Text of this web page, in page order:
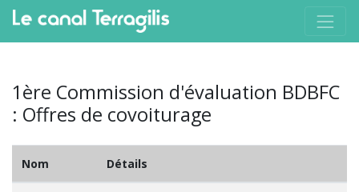
1ère Commission d'évaluation BDBFC
: Offres de covoiturage
Nom Détails